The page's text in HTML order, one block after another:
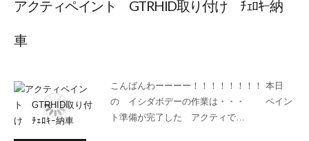
アクティペイント GTRHID取り付け ﾁｪﾛｷｰ納
車
こんばんわーーーー！！！！！！！！ 本日
の イシダボデーの作業は・・・ ペイン
ト準備が完了した アクティで…